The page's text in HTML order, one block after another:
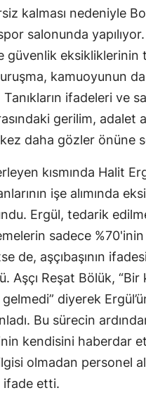
kalması nedeniyle
salonunda yapılıyor.
güvenlik eksikliklerinin
kamuoyunun
ifadeleri ve
gerilim, adalet
kez daha gözler önüne
kısmında Halit
işe alımında
Ergül, tedarik
sadece
de, aşçıbaşının
Aşçı Reşat Bölük, “Bir
gelmedi” diyerek
Bu sürecin
kendisini haberdar
olmadan personel
ifade etti.